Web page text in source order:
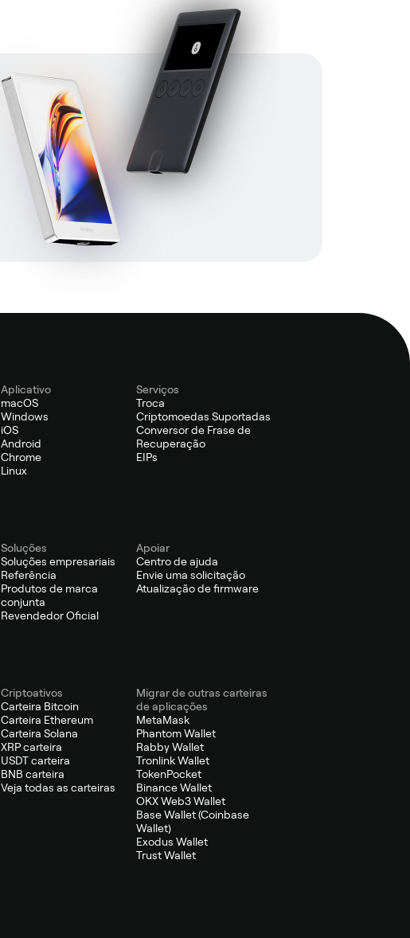
Aplicativo
macOS
Windows
iOS
Android
Chrome
Linux
Serviços
Troca
Criptomoedas Suportadas
Conversor de Frase de
Recuperação
EIPs
Soluções
Soluções empresariais
Referência
Produtos de marca
conjunta
Revendedor Oficial
Apoiar
Centro de ajuda
Envie uma solicitação
Atualização de firmware
Criptoativos
Carteira Bitcoin
Carteira Ethereum
Carteira Solana
XRP carteira
USDT carteira
BNB carteira
Veja todas as carteiras
Migrar de outras carteiras
de aplicações
MetaMask
Phantom Wallet
Rabby Wallet
Tronlink Wallet
TokenPocket
Binance Wallet
OKX Web3 Wallet
Base Wallet (Coinbase
Wallet)
Exodus Wallet
Trust Wallet